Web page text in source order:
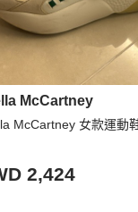
McCartney
McCartney 女款運動
2,424